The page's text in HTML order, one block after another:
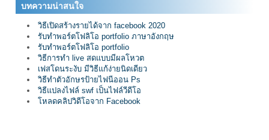
บทความน่าสนใจ
วิธีเปิดสร้างรายได้จาก facebook 2020
รับทำพอร์ตโฟลิโอ portfolio ภาษาอังกฤษ
รับทำพอร์ตโฟลิโอ portfolio
วิธีการทำ live สดแบบมีผลโหวต
เฟสโดนระงับ มีวิธีแก้ง่ายนิดเดียว
วิธีทำตัวอักษรป้ายไฟนีออน Ps
วิธีแปลงไฟล์ swf เป็นไฟล์วีดีโอ
โหลดคลิปวิดีโอจาก Facebook